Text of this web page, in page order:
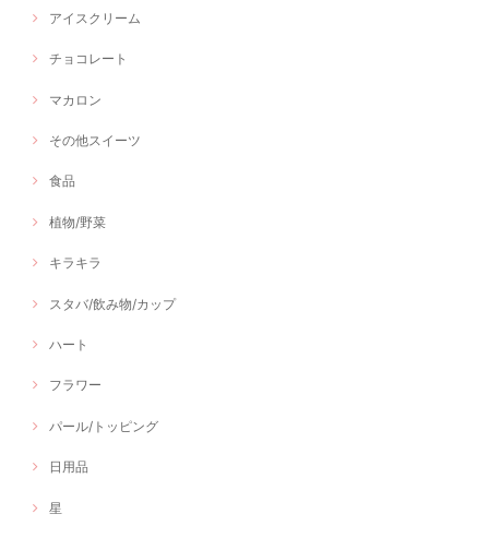
アイスクリーム
チョコレート
マカロン
その他スイーツ
食品
植物/野菜
キラキラ
スタバ/飲み物/カップ
ハート
フラワー
パール/トッピング
日用品
星